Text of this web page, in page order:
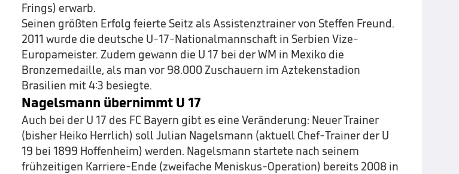
Frings) erwarb.
Seinen größten Erfolg feierte Seitz als Assistenztrainer von Steffen Freund.
2011 wurde die deutsche U-17-Nationalmannschaft in Serbien Vize-
Europameister. Zudem gewann die U 17 bei der WM in Mexiko die
Bronzemedaille, als man vor 98.000 Zuschauern im Aztekenstadion
Brasilien mit 4:3 besiegte.
Nagelsmann übernimmt U 17
Auch bei der U 17 des FC Bayern gibt es eine Veränderung: Neuer Trainer
(bisher Heiko Herrlich) soll Julian Nagelsmann (aktuell Chef-Trainer der U
19 bei 1899 Hoffenheim) werden. Nagelsmann startete nach seinem
frühzeitigen Karriere-Ende (zweifache Meniskus-Operation) bereits 2008 in